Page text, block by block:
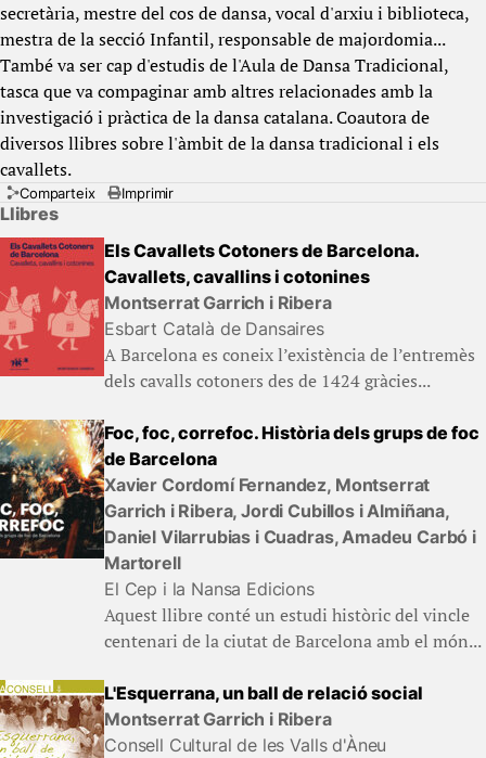
secretària, mestre del cos de dansa, vocal d'arxiu i biblioteca,
mestra de la secció Infantil, responsable de majordomia...
També va ser cap d'estudis de l'Aula de Dansa Tradicional,
tasca que va compaginar amb altres relacionades amb la
investigació i pràctica de la dansa catalana. Coautora de
diversos llibres sobre l'àmbit de la dansa tradicional i els
cavallets.
Comparteix Imprimir
Llibres
Els Cavallets Cotoners de Barcelona.
Cavallets, cavallins i cotonines
Montserrat Garrich i Ribera
Esbart Català de Dansaires
A Barcelona es coneix l’existència de l’entremès
dels cavalls cotoners des de 1424 gràcies...
Foc, foc, correfoc. Història dels grups de foc
de Barcelona
Xavier Cordomí Fernandez, Montserrat
Garrich i Ribera, Jordi Cubillos i Almiñana,
Daniel Vilarrubias i Cuadras, Amadeu Carbó i
Martorell
El Cep i la Nansa Edicions
Aquest llibre conté un estudi històric del vincle
centenari de la ciutat de Barcelona amb el món...
L'Esquerrana, un ball de relació social
Montserrat Garrich i Ribera
Consell Cultural de les Valls d'Àneu